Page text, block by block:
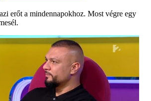
erőt a mindennapokhoz. Most végre egy